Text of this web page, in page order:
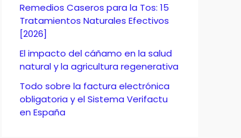
Remedios Caseros para la Tos: 15
Tratamientos Naturales Efectivos
[2026]
El impacto del cáñamo en la salud
natural y la agricultura regenerativa
Todo sobre la factura electrónica
obligatoria y el Sistema Verifactu
en España